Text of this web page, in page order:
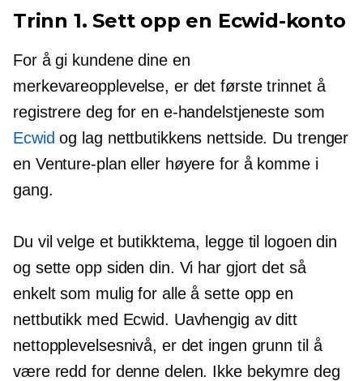
Trinn 1. Sett opp en Ecwid-konto
For å gi kundene dine en
merkevareopplevelse, er det første trinnet å
registrere deg for en e-handelstjeneste som
Ecwid og lag nettbutikkens nettside. Du trenger
en Venture-plan eller høyere for å komme i
gang.
Du vil velge et butikktema, legge til logoen din
og sette opp siden din. Vi har gjort det så
enkelt som mulig for alle å sette opp en
nettbutikk med Ecwid. Uavhengig av ditt
nettopplevelsesnivå, er det ingen grunn til å
være redd for denne delen. Ikke bekymre deg